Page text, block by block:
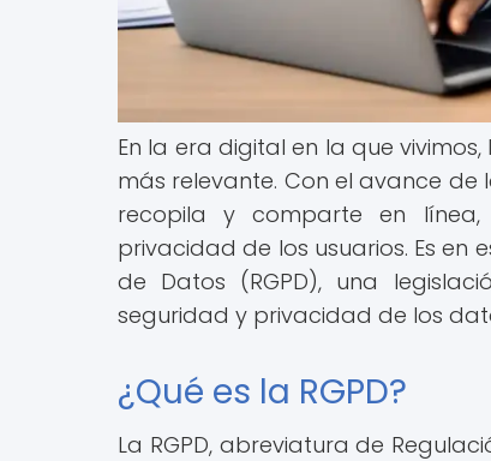
En la era digital en la que
más relevante. Con el avance
recopila y comparte en línea,
privacidad de los usuarios. Es en
de Datos (RGPD), una
seguridad y privacidad de los
¿Qué es la RGPD?
La RGPD, abreviatura de